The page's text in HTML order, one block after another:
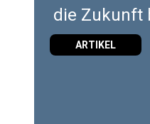
die Zukunft
ARTIKEL